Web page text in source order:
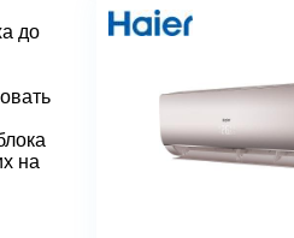
до
на
Трубопровод
Трубопровод со
Максимальная длина
Максимальный
Габариты